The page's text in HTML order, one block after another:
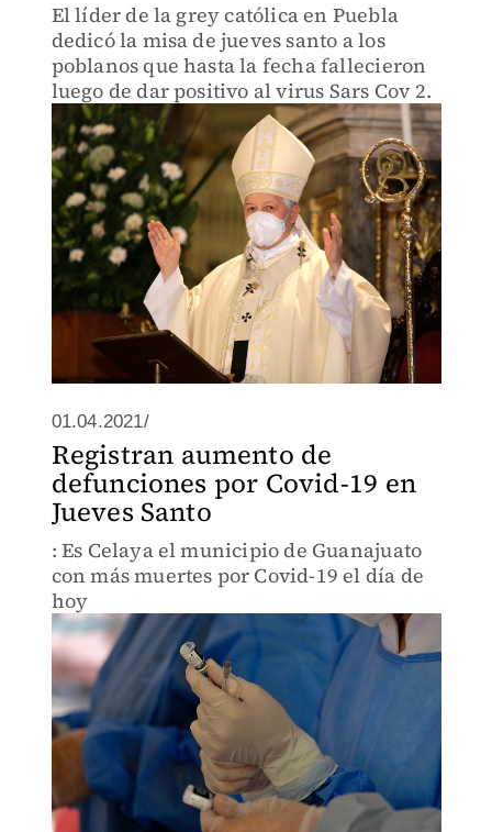
El líder de la grey católica en Puebla
dedicó la misa de jueves santo a los
poblanos que hasta la fecha fallecieron
luego de dar positivo al virus Sars Cov 2.
01.04.2021/
Registran aumento de
defunciones por Covid-19 en
Jueves Santo
: Es Celaya el municipio de Guanajuato
con más muertes por Covid-19 el día de
hoy